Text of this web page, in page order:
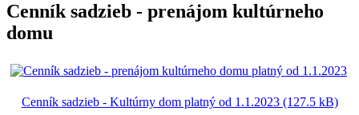
Cenník sadzieb - prenájom kultúrneho
domu
Cenník sadzieb - Kultúrny dom platný od 1.1.2023 (127.5 kB)